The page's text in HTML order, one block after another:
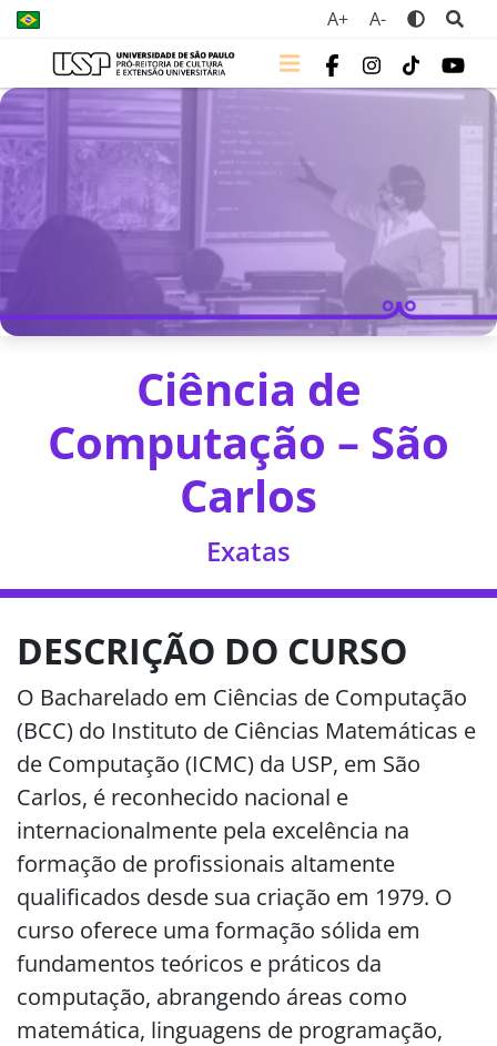
A+ A-
Ciência de
Computação – São
Carlos
Exatas
DESCRIÇÃO DO CURSO
O Bacharelado em Ciências de Computação
(BCC) do Instituto de Ciências Matemáticas e
de Computação (ICMC) da USP, em São
Carlos, é reconhecido nacional e
internacionalmente pela excelência na
formação de profissionais altamente
qualificados desde sua criação em 1979. O
curso oferece uma formação sólida em
fundamentos teóricos e práticos da
computação, abrangendo áreas como
matemática, linguagens de programação,